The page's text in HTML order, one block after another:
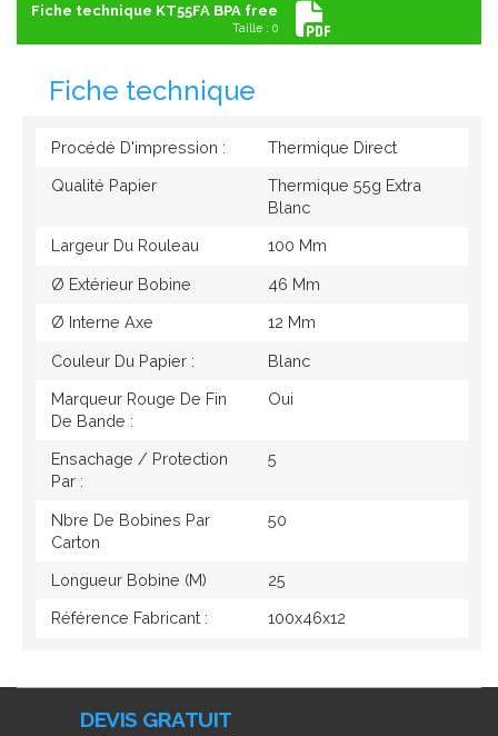
Fiche technique KT55FA BPA free
Taille : 0
Fiche technique
Procédé D'impression : Thermique Direct
Qualité Papier
Thermique 55g Extra
Blanc
Largeur Du Rouleau 100 Mm
Ø Extérieur Bobine 46 Mm
Ø Interne Axe 12 Mm
Couleur Du Papier : Blanc
Marqueur Rouge De Fin
De Bande :
Oui
Ensachage / Protection
Par :
5
Nbre De Bobines Par
Carton
50
Longueur Bobine (M) 25
Référence Fabricant : 100x46x12
DEVIS GRATUIT